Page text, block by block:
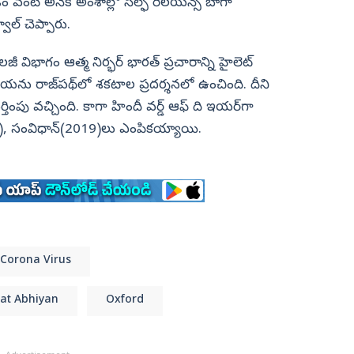
అనేక అంశాల్లో సెల్ఫ్‌ రిలయన్స్‌ బాగా
చెప్పారు.
విభాగం ఆత్మ నిర్భర్‌ భారత్‌ ప్రచారాన్ని హైలెట్‌
రాజ్‌పథ్‌లో శకటాల ప్రదర్శనలో ఉంచింది. దీని
వచ్చింది. కాగా హిందీ వర్డ్‌ ఆఫ్‌ ది ఇయర్‌గా
సంవిధాన్‌(2019)లు ఎంపికయ్యాయి.
Corona Virus
Abhiyan Oxford